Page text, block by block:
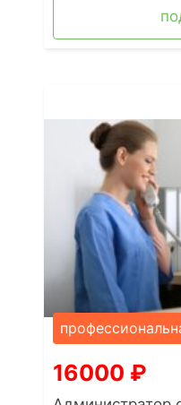
16000 ₽